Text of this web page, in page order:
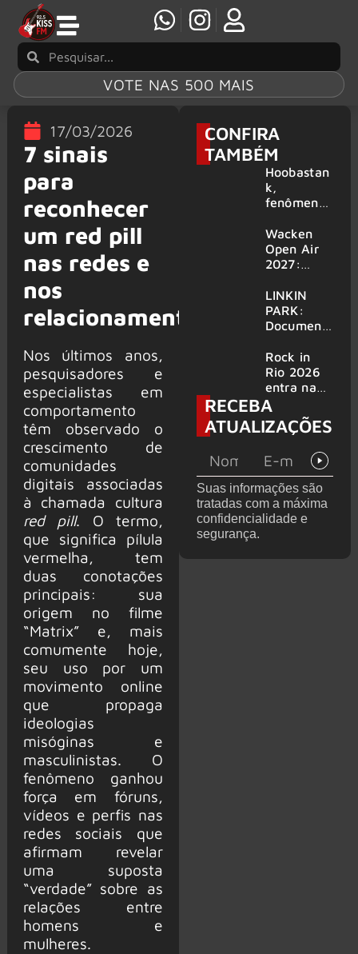
VOTE NAS 500 MAIS
17/03/2026
7 sinais
para
reconhecer
um red pill
nas redes e
nos
relacionamentos
Nos últimos anos,
pesquisadores e
especialistas em
comportamento
têm observado o
crescimento de
comunidades
digitais associadas
à chamada cultura
red pill. O termo,
que significa pílula
vermelha, tem
duas conotações
principais: sua
origem no filme
“Matrix” e, mais
comumente hoje,
seu uso por um
movimento online
que propaga
ideologias
misóginas e
masculinistas. O
fenômeno ganhou
força em fóruns,
vídeos e perfis nas
redes sociais que
afirmam revelar
uma suposta
“verdade” sobre as
relações entre
homens e
mulheres.
CONFIRA
TAMBÉM
Hoobastan
k,
fenômeno
rock anos
2000,
volta ao
6 shows
Wacken
Open Air
2027:
amplia
line-up e
já
mais de 50
bandas
LINKIN
PARK:
Document
‘Unshatter’
e álbum ao
vivo são
anunciados
Rock in
Rio 2026
entra na
reta final
com
Cidade do
montagem
acelerada
e line-up
completo
confirmad
RECEBA
ATUALIZAÇÕES
Suas informações são
tratadas com a máxima
confidencialidade e
segurança.